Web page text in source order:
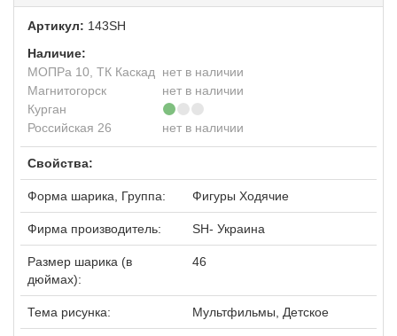
Артикул: 143SH
Наличие:
МОПРа 10, ТК Каскад
нет в наличии
Магнитогорск
нет в наличии
Курган
Российская 26
нет в наличии
Свойства:
Форма шарика, Группа: Фигуры Ходячие
Фирма производитель: SH- Украина
Размер шарика (в
дюймах):
46
Тема рисунка: Мультфильмы, Детское